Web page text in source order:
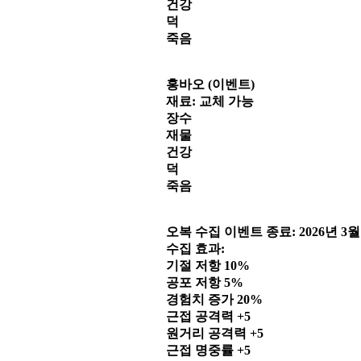
건강
덕
죽음
홍바오 (이벤트)
재료: 교체 가능
장수
재물
건강
덕
죽음
오복 수집 이벤트 종료: 2026년 3
수집 효과:
기절 저항 10%
공포 저항 5%
경험치 증가 20%
근접 공격력 +5
원거리 공격력 +5
근접 명중률 +5